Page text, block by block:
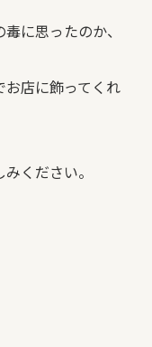
に思ったのか、
店に飾ってくれ
ください。